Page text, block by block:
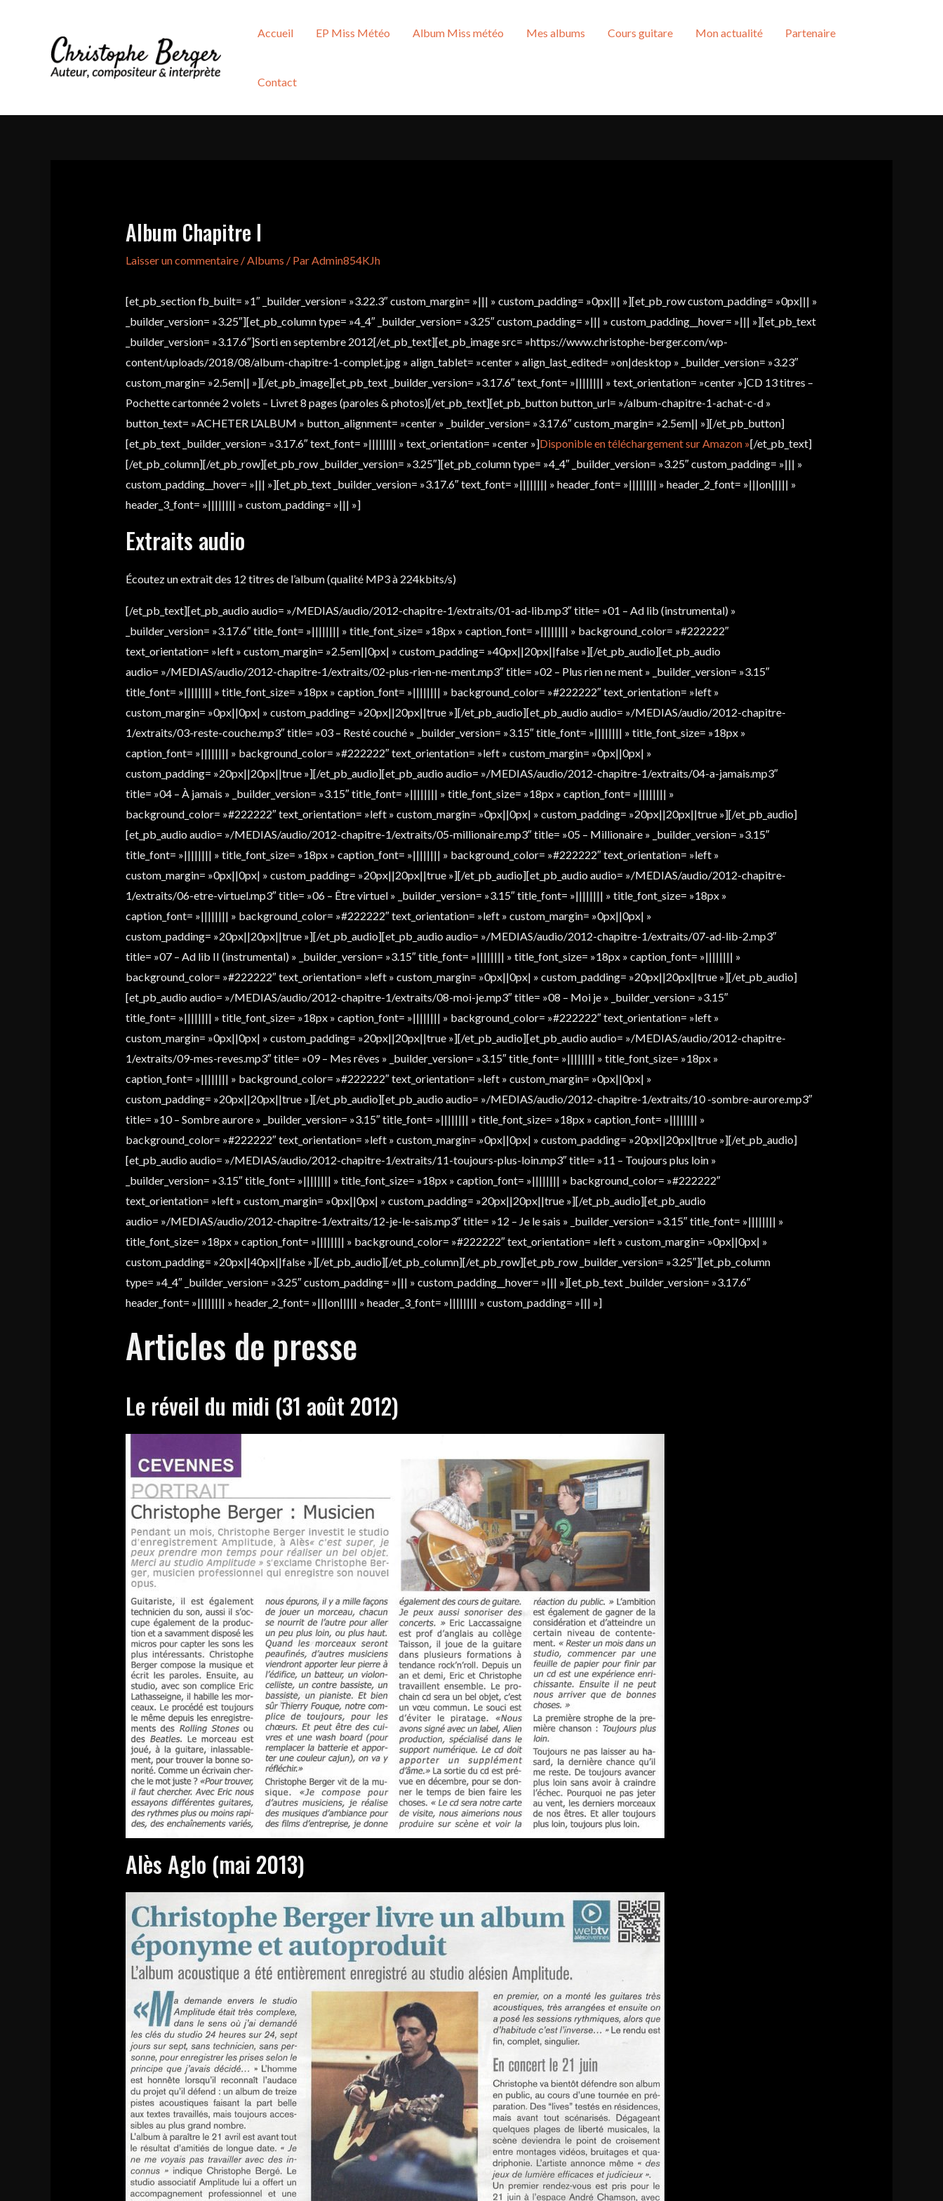
Accueil EP Miss Météo Album Miss météo Mes albums Cours guitare Mon actualité Partenaire
Contact
Album Chapitre I
Laisser un commentaire /Albums / ParAdmin854KJh
[et_pb_section fb_built= »1″ _builder_version= »3.22.3″ custom_margin= »||| » custom_padding= »0px||| »][et_pb_row custom_padding= »0px||| »
_builder_version= »3.25″][et_pb_column type= »4_4″ _builder_version= »3.25″ custom_padding= »||| » custom_padding__hover= »||| »][et_pb_text
_builder_version= »3.17.6″]Sorti en septembre 2012[/et_pb_text][et_pb_image src= »https://www.christophe-berger.com/wp-
content/uploads/2018/08/album-chapitre-1-complet.jpg » align_tablet= »center » align_last_edited= »on|desktop » _builder_version= »3.23″
custom_margin= »2.5em|| »][/et_pb_image][et_pb_text _builder_version= »3.17.6″ text_font= »|||||||| » text_orientation= »center »]CD 13 titres –
Pochette cartonnée 2 volets – Livret 8 pages (paroles & photos)[/et_pb_text][et_pb_button button_url= »/album-chapitre-1-achat-c-d »
button_text= »ACHETER L’ALBUM » button_alignment= »center » _builder_version= »3.17.6″ custom_margin= »2.5em|| »][/et_pb_button]
[et_pb_text _builder_version= »3.17.6″ text_font= »|||||||| » text_orientation= »center »]Disponible en téléchargement sur Amazon »[/et_pb_text]
[/et_pb_column][/et_pb_row][et_pb_row _builder_version= »3.25″][et_pb_column type= »4_4″ _builder_version= »3.25″ custom_padding= »||| »
custom_padding__hover= »||| »][et_pb_text _builder_version= »3.17.6″ text_font= »|||||||| » header_font= »|||||||| » header_2_font= »|||on||||| »
header_3_font= »|||||||| » custom_padding= »||| »]
Extraits audio
Écoutez un extrait des 12 titres de l’album (qualité MP3 à 224kbits/s)
[/et_pb_text][et_pb_audio audio= »/MEDIAS/audio/2012-chapitre-1/extraits/01-ad-lib.mp3″ title= »01 – Ad lib (instrumental) »
_builder_version= »3.17.6″ title_font= »|||||||| » title_font_size= »18px » caption_font= »|||||||| » background_color= »#222222″
text_orientation= »left » custom_margin= »2.5em||0px| » custom_padding= »40px||20px||false »][/et_pb_audio][et_pb_audio
audio= »/MEDIAS/audio/2012-chapitre-1/extraits/02-plus-rien-ne-ment.mp3″ title= »02 – Plus rien ne ment » _builder_version= »3.15″
title_font= »|||||||| » title_font_size= »18px » caption_font= »|||||||| » background_color= »#222222″ text_orientation= »left »
custom_margin= »0px||0px| » custom_padding= »20px||20px||true »][/et_pb_audio][et_pb_audio audio= »/MEDIAS/audio/2012-chapitre-
1/extraits/03-reste-couche.mp3″ title= »03 – Resté couché » _builder_version= »3.15″ title_font= »|||||||| » title_font_size= »18px »
caption_font= »|||||||| » background_color= »#222222″ text_orientation= »left » custom_margin= »0px||0px| »
custom_padding= »20px||20px||true »][/et_pb_audio][et_pb_audio audio= »/MEDIAS/audio/2012-chapitre-1/extraits/04-a-jamais.mp3″
title= »04 – À jamais » _builder_version= »3.15″ title_font= »|||||||| » title_font_size= »18px » caption_font= »|||||||| »
background_color= »#222222″ text_orientation= »left » custom_margin= »0px||0px| » custom_padding= »20px||20px||true »][/et_pb_audio]
[et_pb_audio audio= »/MEDIAS/audio/2012-chapitre-1/extraits/05-millionaire.mp3″ title= »05 – Millionaire » _builder_version= »3.15″
title_font= »|||||||| » title_font_size= »18px » caption_font= »|||||||| » background_color= »#222222″ text_orientation= »left »
custom_margin= »0px||0px| » custom_padding= »20px||20px||true »][/et_pb_audio][et_pb_audio audio= »/MEDIAS/audio/2012-chapitre-
1/extraits/06-etre-virtuel.mp3″ title= »06 – Être virtuel » _builder_version= »3.15″ title_font= »|||||||| » title_font_size= »18px »
caption_font= »|||||||| » background_color= »#222222″ text_orientation= »left » custom_margin= »0px||0px| »
custom_padding= »20px||20px||true »][/et_pb_audio][et_pb_audio audio= »/MEDIAS/audio/2012-chapitre-1/extraits/07-ad-lib-2.mp3″
title= »07 – Ad lib II (instrumental) » _builder_version= »3.15″ title_font= »|||||||| » title_font_size= »18px » caption_font= »|||||||| »
background_color= »#222222″ text_orientation= »left » custom_margin= »0px||0px| » custom_padding= »20px||20px||true »][/et_pb_audio]
[et_pb_audio audio= »/MEDIAS/audio/2012-chapitre-1/extraits/08-moi-je.mp3″ title= »08 – Moi je » _builder_version= »3.15″
title_font= »|||||||| » title_font_size= »18px » caption_font= »|||||||| » background_color= »#222222″ text_orientation= »left »
custom_margin= »0px||0px| » custom_padding= »20px||20px||true »][/et_pb_audio][et_pb_audio audio= »/MEDIAS/audio/2012-chapitre-
1/extraits/09-mes-reves.mp3″ title= »09 – Mes rêves » _builder_version= »3.15″ title_font= »|||||||| » title_font_size= »18px »
caption_font= »|||||||| » background_color= »#222222″ text_orientation= »left » custom_margin= »0px||0px| »
custom_padding= »20px||20px||true »][/et_pb_audio][et_pb_audio audio= »/MEDIAS/audio/2012-chapitre-1/extraits/10 -sombre-aurore.mp3″
title= »10 – Sombre aurore » _builder_version= »3.15″ title_font= »|||||||| » title_font_size= »18px » caption_font= »|||||||| »
background_color= »#222222″ text_orientation= »left » custom_margin= »0px||0px| » custom_padding= »20px||20px||true »][/et_pb_audio]
[et_pb_audio audio= »/MEDIAS/audio/2012-chapitre-1/extraits/11-toujours-plus-loin.mp3″ title= »11 – Toujours plus loin »
_builder_version= »3.15″ title_font= »|||||||| » title_font_size= »18px » caption_font= »|||||||| » background_color= »#222222″
text_orientation= »left » custom_margin= »0px||0px| » custom_padding= »20px||20px||true »][/et_pb_audio][et_pb_audio
audio= »/MEDIAS/audio/2012-chapitre-1/extraits/12-je-le-sais.mp3″ title= »12 – Je le sais » _builder_version= »3.15″ title_font= »|||||||| »
title_font_size= »18px » caption_font= »|||||||| » background_color= »#222222″ text_orientation= »left » custom_margin= »0px||0px| »
custom_padding= »20px||40px||false »][/et_pb_audio][/et_pb_column][/et_pb_row][et_pb_row _builder_version= »3.25″][et_pb_column
type= »4_4″ _builder_version= »3.25″ custom_padding= »||| » custom_padding__hover= »||| »][et_pb_text _builder_version= »3.17.6″
header_font= »|||||||| » header_2_font= »|||on||||| » header_3_font= »|||||||| » custom_padding= »||| »]
Articles de presse
Le réveil du midi (31 août 2012)
Alès Aglo (mai 2013)